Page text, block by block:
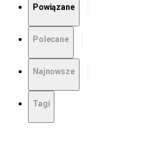
Powiązane
Polecane
Najnowsze
Tagi